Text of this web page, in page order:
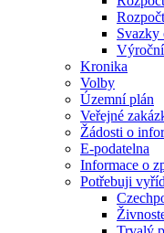
Svazky
Kronika
Volby
Územní plán
Veřejné
Žádosti o
E-podatelna
Informace o
Potřebuji